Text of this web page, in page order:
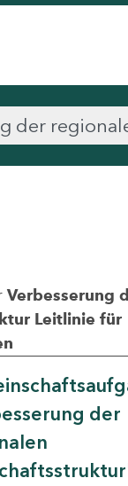
Verbesserung
Leitlinie für
der